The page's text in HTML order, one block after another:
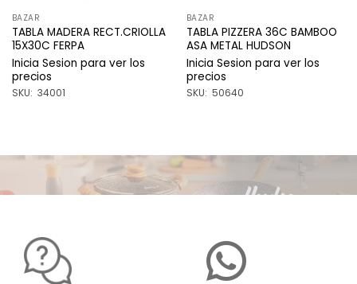
BAZAR
TABLA MADERA RECT.CRIOLLA
15X30C FERPA
Inicia Sesion para ver los
precios
SKU: 34001
BAZAR
TABLA PIZZERA 36C BAMBOO
ASA METAL HUDSON
Inicia Sesion para ver los
precios
SKU: 50640